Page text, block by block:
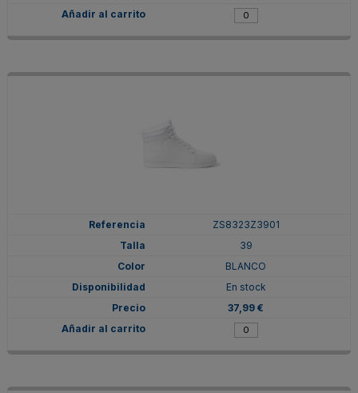
ZS8323Z3901
39
BLANCO
En stock
37,99 €